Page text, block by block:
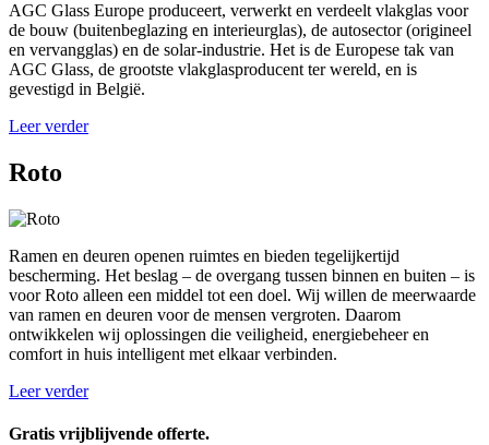
AGC Glass Europe produceert, verwerkt en verdeelt vlakglas voor
de bouw (buitenbeglazing en interieurglas), de autosector (origineel
en vervangglas) en de solar-industrie. Het is de Europese tak van
AGC Glass, de grootste vlakglasproducent ter wereld, en is
gevestigd in België.
Leer verder
Roto
Ramen en deuren openen ruimtes en bieden tegelijkertijd
bescherming. Het beslag – de overgang tussen binnen en buiten – is
voor Roto alleen een middel tot een doel. Wij willen de meerwaarde
van ramen en deuren voor de mensen vergroten. Daarom
ontwikkelen wij oplossingen die veiligheid, energiebeheer en
comfort in huis intelligent met elkaar verbinden.
Leer verder
Gratis vrijblijvende offerte.